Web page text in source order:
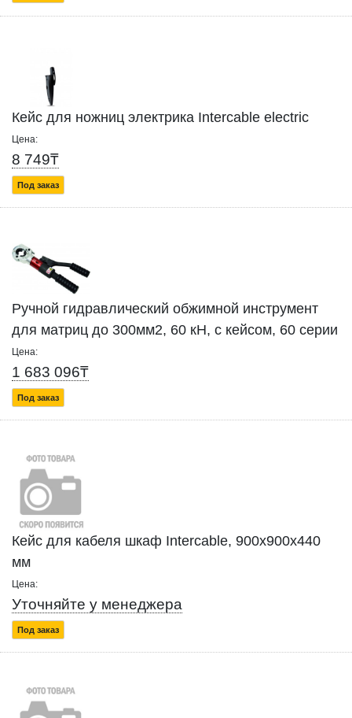
Кейс для ножниц электрика Intercable electric
Цена:
8 749₸
Под заказ
Ручной гидравлический обжимной инструмент
для матриц до 300мм2, 60 кН, с кейсом, 60 серии
Цена:
1 683 096₸
Под заказ
Кейс для кабеля шкаф Intercable, 900x900x440
мм
Цена:
Уточняйте у менеджера
Под заказ